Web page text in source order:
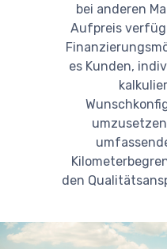
bei anderen
Aufpreis
es Kunden,
den